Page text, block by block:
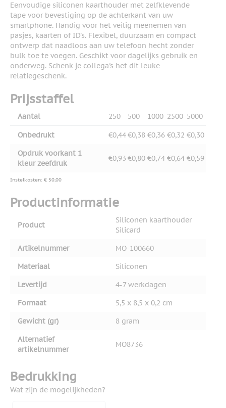
Eenvoudige siliconen kaarthouder met zelfklevende
tape voor bevestiging op de achterkant van uw
smartphone. Handig voor het veilig meenemen van
pasjes, kaarten of ID’s. Flexibel, duurzaam en compact
ontwerp dat naadloos aan uw telefoon hecht zonder
bulk toe te voegen. Geschikt voor dagelijks gebruik en
onderweg. Schenk je collega's het dit leuke
relatiegeschenk.
Prijsstaffel
Aantal 250 500 1000 2500 5000
Onbedrukt €0,44€0,38 €0,36 €0,32 €0,30
Opdruk voorkant 1
kleur zeefdruk
€0,93 €0,80 €0,74 €0,64 €0,59
Instelkosten: € 50,00
Productinformatie
Product
Siliconen kaarthouder
Silicard
Artikelnummer
MO-100660
Materiaal
Siliconen
Levertijd
4-7 werkdagen
Formaat
5,5 x 8,5 x 0,2 cm
Gewicht (gr)
8 gram
Alternatief
artikelnummer
MO8736
Bedrukking
Wat zijn de mogelijkheden?